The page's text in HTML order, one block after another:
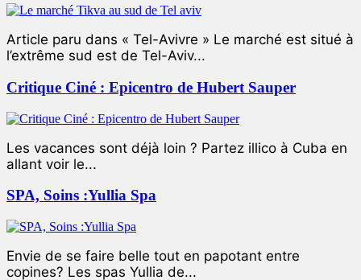
Article paru dans « Tel-Avivre » Le marché est situé à
l’extrême sud est de Tel-Aviv...
Critique Ciné : Epicentro de Hubert Sauper
Les vacances sont déjà loin ? Partez illico à Cuba en
allant voir le...
SPA, Soins :Yullia Spa
Envie de se faire belle tout en papotant entre
copines? Les spas Yullia de...